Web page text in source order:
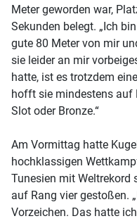
Meter geworden war,
Sekunden belegt. „Ich
gute 80 Meter von mir
sie leider an mir
hatte, ist es trotzdem
hofft sie mindestens auf
Slot oder Bronze.“
Am Vormittag hatte
hochklassigen
Tunesien mit Weltrekord
auf Rang vier gestoßen.
Vorzeichen. Das hatte